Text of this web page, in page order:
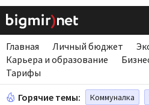
Главная Личный бюджет
Карьера и образование
Тарифы
Горячие темы: Коммуналка